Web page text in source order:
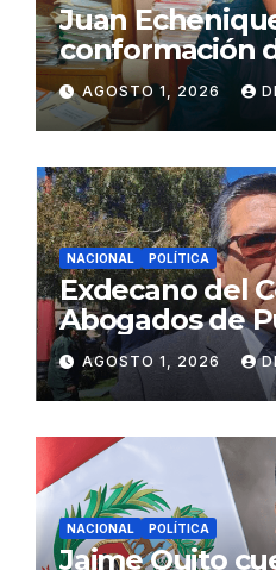
Juan
conformación
gabinete
Fujimori
AGOSTO 1, 2026
NACIONAL POLÍTICA
Exdecano del
Abogados de
propuestas
ciudadana
AGOSTO 1, 2026
NACIONAL POLÍTICA
Jaime Quito